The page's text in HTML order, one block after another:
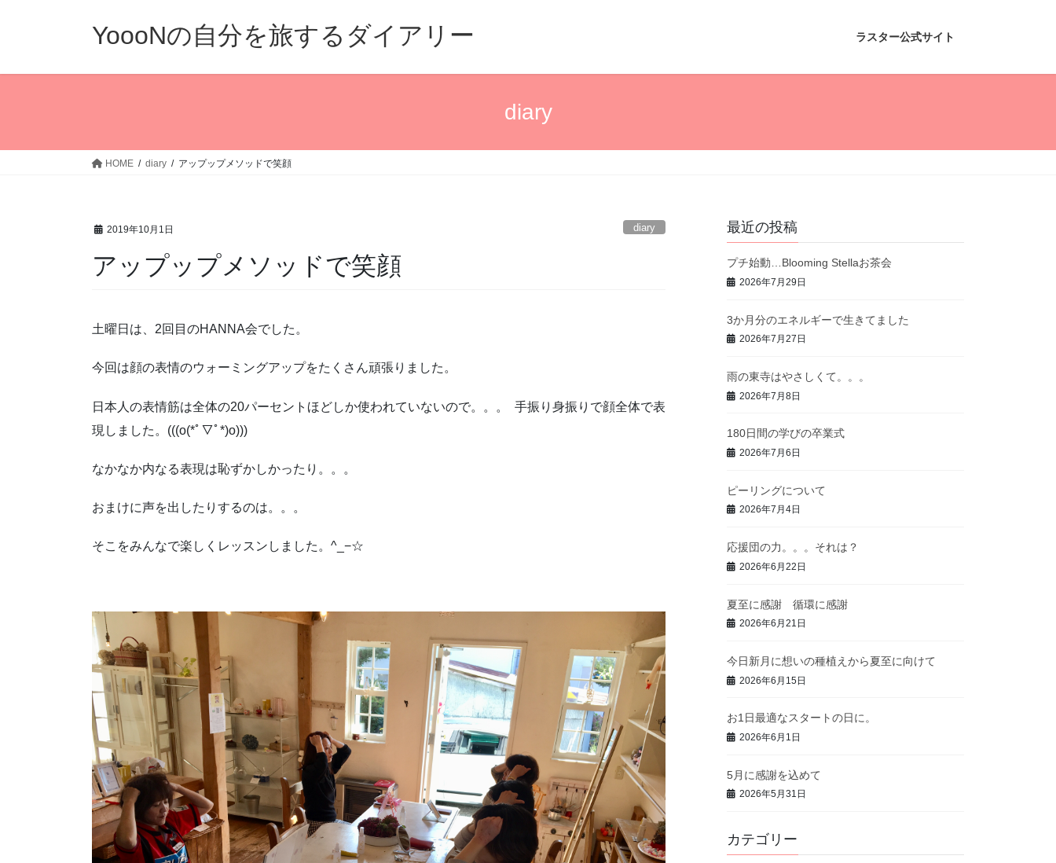
YoooNの自分を旅するダイアリー ラスター公式サイト
diary
HOME diary アップップメソッドで笑顔
2019年10月1日 diary
アップップメソッドで笑顔
土曜日は、2回目のHANNA会でした。
今回は顔の表情のウォーミングアップをたくさん頑張りました。
日本人の表情筋は全体の20パーセントほどしか使われていないので。。。 手振り身振りで顔全体で表
現しました。(((o(*ﾟ▽ﾟ*)o)))
なかなか内なる表現は恥ずかしかったり。。。
おまけに声を出したりするのは。。。
そこをみんなで楽しくレッスンしました。^_−☆
最近の投稿
プチ始動…Blooming Stellaお茶会
2026年7月29日
3か月分のエネルギーで生きてました
2026年7月27日
雨の東寺はやさしくて。。。
2026年7月8日
180日間の学びの卒業式
2026年7月6日
ピーリングについて
2026年7月4日
応援団の力。。。それは？
2026年6月22日
夏至に感謝 循環に感謝
2026年6月21日
今日新月に想いの種植えから夏至に向けて
2026年6月15日
お1日最適なスタートの日に。
2026年6月1日
5月に感謝を込めて
2026年5月31日
カテゴリー